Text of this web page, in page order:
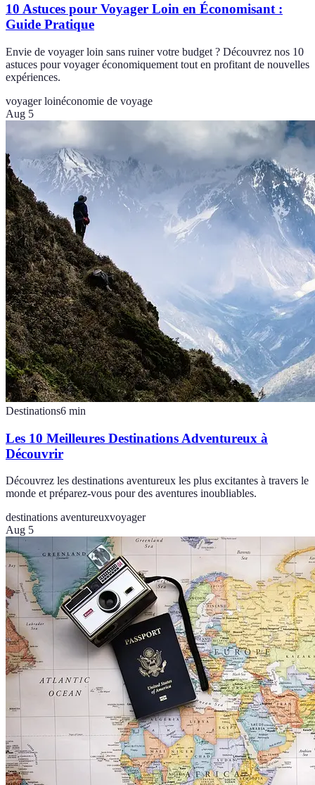
10 Astuces pour Voyager Loin en Économisant :
Guide Pratique
Envie de voyager loin sans ruiner votre budget ? Découvrez nos 10
astuces pour voyager économiquement tout en profitant de nouvelles
expériences.
voyager loinéconomie de voyage
Aug 5
Destinations6 min
Les 10 Meilleures Destinations Adventureux à
Découvrir
Découvrez les destinations aventureux les plus excitantes à travers le
monde et préparez-vous pour des aventures inoubliables.
destinations aventureuxvoyager
Aug 5